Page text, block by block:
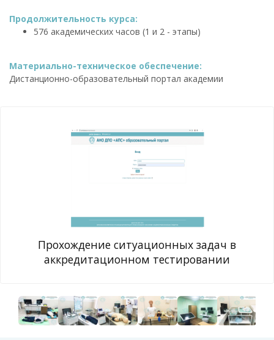
Продолжительность курса:
576 академических часов (1 и 2 - этапы)
Материально-техническое обеспечение:
Дистанционно-образовательный портал академии
Прохождение ситуационных задач в
аккредитационном тестировании